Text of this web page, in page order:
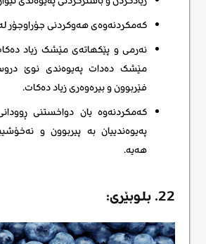
کەمکردنەوەی هەوکردنی جۆراوجۆر
نەرمی و پێکهاتەی مێشک زیاد
مێشک دەدات پەیوەندی نوێ
فێربوون و بیرەوەری زیاد دەکات.
کەمکردنەوە یان دواخستنی
پەیوەندییان بە پیربوون و
هەیە.
22. بلوبێری: